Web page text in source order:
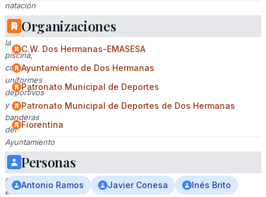
natación
posando
en
la
piscina,
con
uniformes
deportivos
y
banderas
del
Ayuntamiento
de
Huelva
en
el
Organizaciones
C.W. Dos Hermanas-EMASESA
Ayuntamiento de Dos Hermanas
Patronato Municipal de Deportes
Patronato Municipal de Deportes de Dos Hermanas
Fiorentina
Personas
Antonio Ramos Javier Conesa Inés Brito